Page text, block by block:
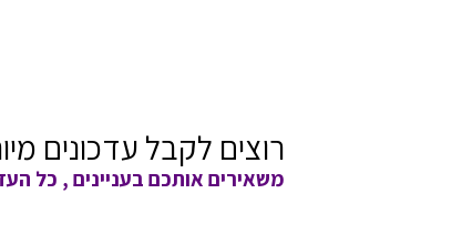
רוצים לקבל עדכונים
משאירים אותכם בעניינים , כל